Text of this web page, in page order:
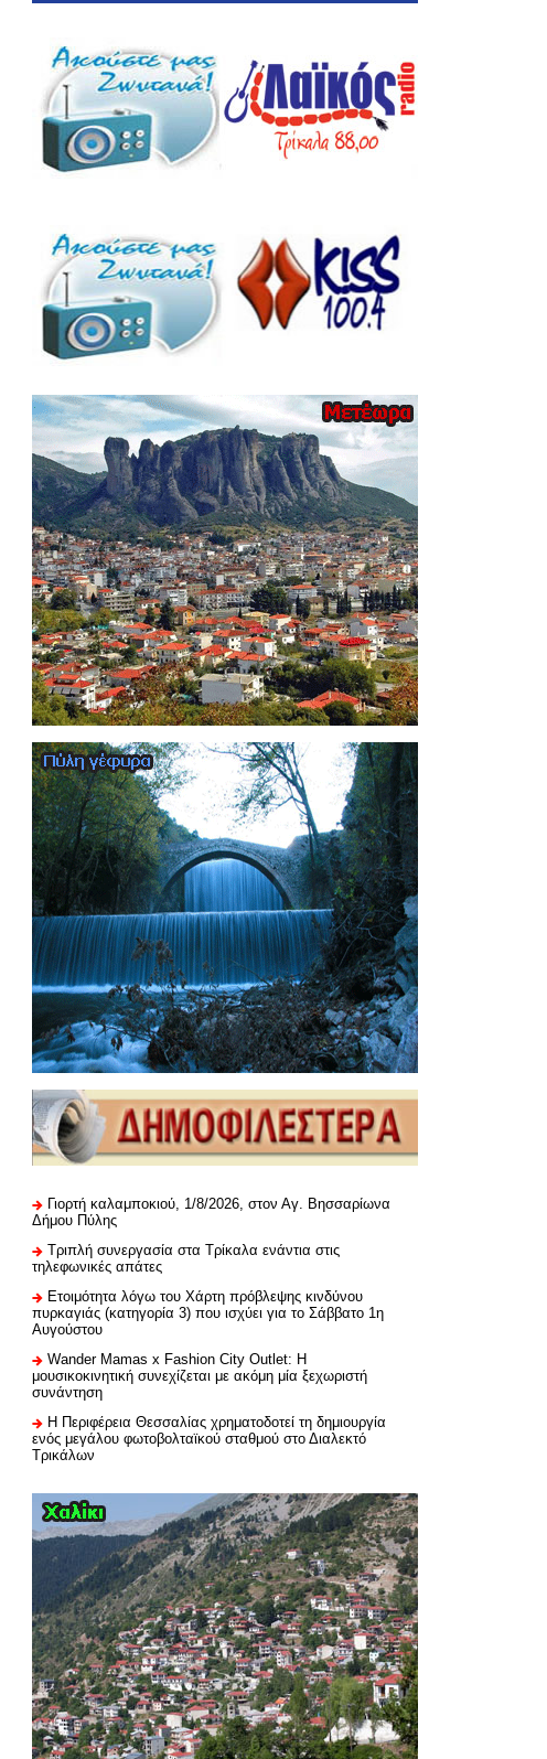
Γιορτή καλαμποκιού, 1/8/2026, στον Αγ. Βησσαρίωνα
Δήμου Πύλης
Τριπλή συνεργασία στα Τρίκαλα ενάντια στις
τηλεφωνικές απάτες
Ετοιμότητα λόγω του Χάρτη πρόβλεψης κινδύνου
πυρκαγιάς (κατηγορία 3) που ισχύει για το Σάββατο 1η
Αυγούστου
Wander Mamas x Fashion City Outlet: Η
μουσικοκινητική συνεχίζεται με ακόμη μία ξεχωριστή
συνάντηση
H Περιφέρεια Θεσσαλίας χρηματοδοτεί τη δημιουργία
ενός μεγάλου φωτοβολταϊκού σταθμού στο Διαλεκτό
Τρικάλων